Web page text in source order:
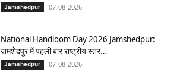
Jamshedpur 07-08-2026
National Handloom Day 2026 Jamshedpur:
जमशेदपुर में पहली बार राष्ट्रीय स्तर...
Jamshedpur 07-08-2026